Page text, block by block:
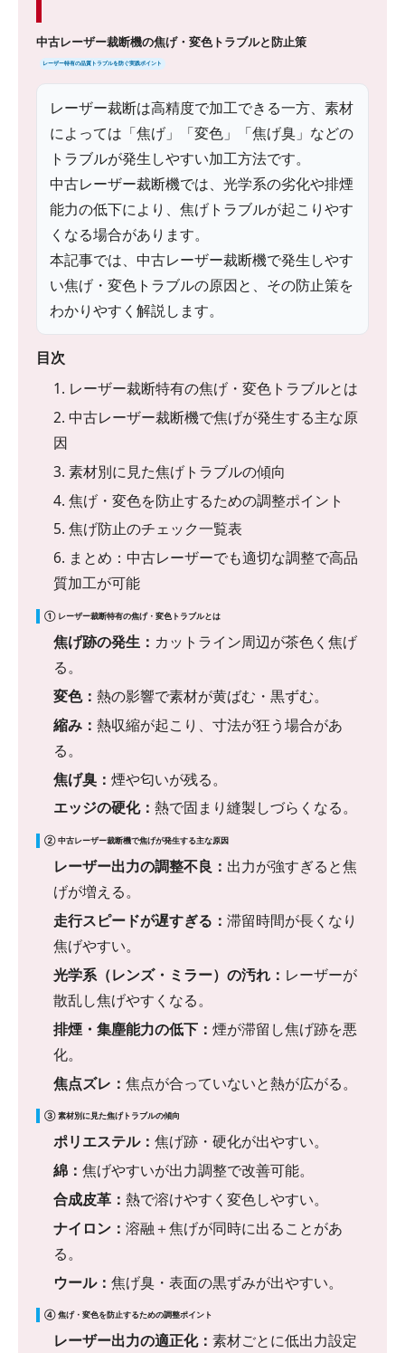
中古レーザー裁断機の焦げ・変色トラブルと防止策
レーザー特有の品質トラブルを防ぐ実践ポイント
レーザー裁断は高精度で加工できる一方、素材
によっては「焦げ」「変色」「焦げ臭」などの
トラブルが発生しやすい加工方法です。
中古レーザー裁断機では、光学系の劣化や排煙
能力の低下により、焦げトラブルが起こりやす
くなる場合があります。
本記事では、中古レーザー裁断機で発生しやす
い焦げ・変色トラブルの原因と、その防止策を
わかりやすく解説します。
目次
1. レーザー裁断特有の焦げ・変色トラブルとは
2. 中古レーザー裁断機で焦げが発生する主な原
因
3. 素材別に見た焦げトラブルの傾向
4. 焦げ・変色を防止するための調整ポイント
5. 焦げ防止のチェック一覧表
6. まとめ：中古レーザーでも適切な調整で高品
質加工が可能
① レーザー裁断特有の焦げ・変色トラブルとは
焦げ跡の発生： カットライン周辺が茶色く焦げ
る。
変色： 熱の影響で素材が黄ばむ・黒ずむ。
縮み： 熱収縮が起こり、寸法が狂う場合があ
る。
焦げ臭： 煙や匂いが残る。
エッジの硬化： 熱で固まり縫製しづらくなる。
② 中古レーザー裁断機で焦げが発生する主な原因
レーザー出力の調整不良： 出力が強すぎると焦
げが増える。
走行スピードが遅すぎる： 滞留時間が長くなり
焦げやすい。
光学系（レンズ・ミラー）の汚れ： レーザーが
散乱し焦げやすくなる。
排煙・集塵能力の低下： 煙が滞留し焦げ跡を悪
化。
焦点ズレ： 焦点が合っていないと熱が広がる。
③ 素材別に見た焦げトラブルの傾向
ポリエステル： 焦げ跡・硬化が出やすい。
綿： 焦げやすいが出力調整で改善可能。
合成皮革： 熱で溶けやすく変色しやすい。
ナイロン： 溶融＋焦げが同時に出ることがあ
る。
ウール： 焦げ臭・表面の黒ずみが出やすい。
④ 焦げ・変色を防止するための調整ポイント
レーザー出力の適正化： 素材ごとに低出力設定